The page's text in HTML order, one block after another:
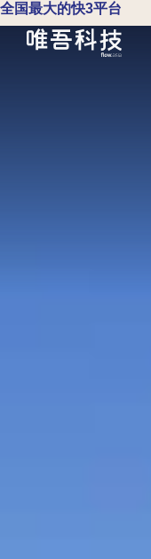
全国最大的快3平台